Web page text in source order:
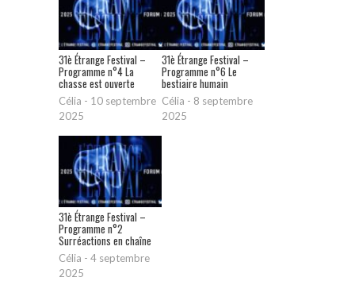
31è Étrange Festival –
Programme n°4 La
chasse est ouverte
Célia - 10 septembre
2025
31è Étrange Festival –
Programme n°6 Le
bestiaire humain
Célia - 8 septembre
2025
31è Étrange Festival –
Programme n°2
Surréactions en chaîne
Célia - 4 septembre
2025